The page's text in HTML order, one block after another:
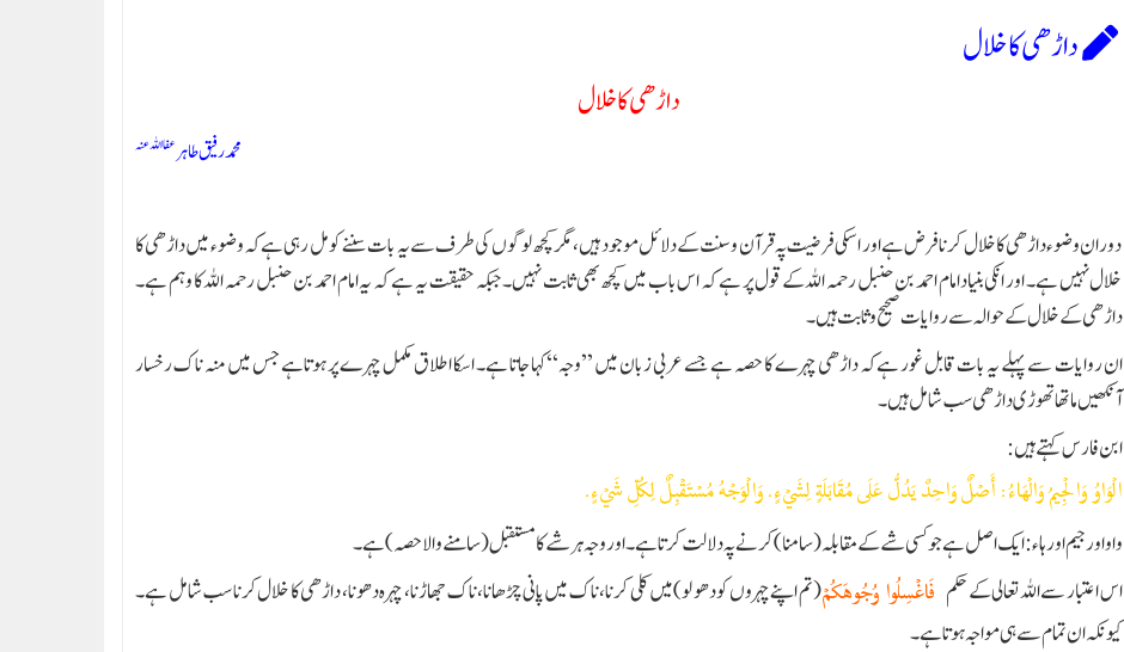
داڑھی کا خلال
داڑھی کا خلال
محمد رفیق طاہرعفا اللہ عنہ
دوران وضوء داڑھی کا خلال کرنا فرض ہے اور اسکی فرضیت پہ قرآن وسنت کے دلائل موجود ہیں ، مگر کچھ لوگوں کی طرف سے یہ بات سننے کو مل رہی ہے کہ وضوء میں داڑھی کا
خلال نہیں ہے۔ اور انکی بنیاد امام احمد بن حنبل رحمہ اللہ کے قول پر ہے کہ اس باب میں کچھ بھی ثابت نہیں۔ جبکہ حقیقت یہ ہے کہ یہ امام احمد بن حنبل رحمہ اللہ کا وہم ہے۔
داڑھی کے خلال کے حوالہ سے روایات صحیح و ثابت ہیں۔
ان روایات سے پہلے یہ بات قابل غور ہے کہ داڑھی چہرے کا حصہ ہے جسے عربی زبان میں ’’وجہ‘‘ کہا جاتا ہے۔ اسکا اطلاق مکمل چہرے پر ہوتا ہے جس میں منہ ناک رخسار
آنکھیں ماتھا تھوڑی داڑھی سب شامل ہیں۔
ابن فارس کہتے ہیں:
الْوَاوُ وَالْجِيمُ وَالْهَاءُ: أَصْلٌ وَاحِدٌ يَدُلُّ عَلَى مُقَابَلَةٍ لِشَيْءٍ. وَالْوَجْهُ مُسْتَقْبِلٌ لِكُلِّ شَيْءٍ.
واو اور جیم اور ہاء : ایک اصل ہے جو کسی شے کے مقابلہ (سامنا) کرنے پہ دلالت کرتا ہے۔ اور وجہ ہر شے کا مستقبل (سامنے والا حصہ) ہے۔
اس اعتبار سے اللہ تعالى کے حکم فَاغْسِلُوا وُجُوهَكُمْ(تم اپنے چہروں کو دھو لو) میں کلی کرنا، ناک میں پانی چڑھانا، ناک جھاڑنا، چہرہ دھونا، داڑھی کا خلال کرنا سب شامل ہے۔
کیونکہ ان تمام سے ہی مواجہ ہوتا ہے۔